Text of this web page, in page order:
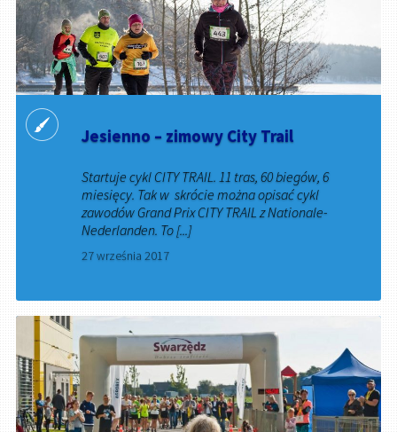
Jesienno – zimowy City Trail
Startuje cykl CITY TRAIL. 11 tras, 60 biegów, 6
miesięcy. Tak w skrócie można opisać cykl
zawodów Grand Prix CITY TRAIL z Nationale-
Nederlanden. To [...]
27 września 2017